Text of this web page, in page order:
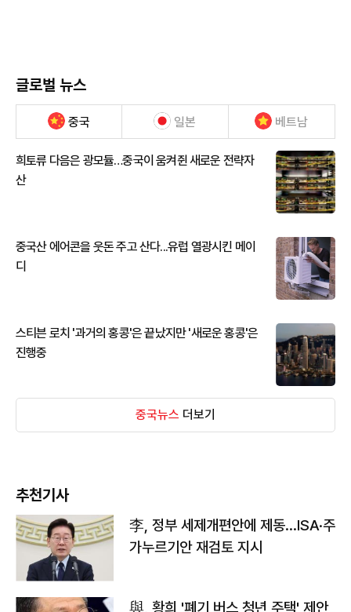
글로벌 뉴스
중국 일본 베트남
희토류 다음은 광모듈…중국이 움켜쥔 새로운 전략자
산
중국산 에어콘을 웃돈 주고 산다...유럽 열광시킨 메이
디
스티븐 로치 '과거의 홍콩'은 끝났지만 '새로운 홍콩'은
진행중
중국뉴스 더보기
추천기사
李, 정부 세제개편안에 제동…ISA·주
가누르기안 재검토 지시
與, 황희 '폐기 버스 청년 주택' 제안